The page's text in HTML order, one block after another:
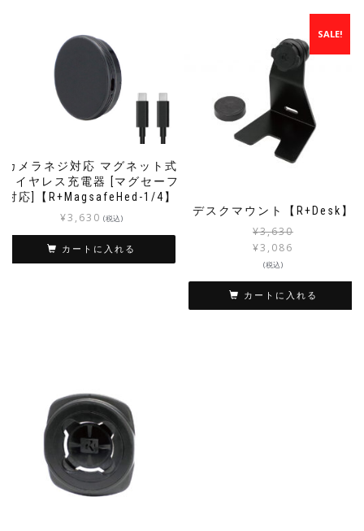
カメラネジ対応 マグネット式
ワイヤレス充電器 [マグセーフ
対応]【R+MagsafeHed-1/4】
¥3,630 (税込)
カートに入れる
デスクマウント【R+Desk】
SALE!
¥3,630
¥3,086
(税込)
カートに入れる